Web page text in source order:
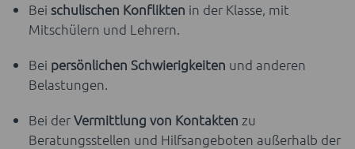
Bei schulischen Konflikten in der Klasse, mit
Mitschülern und Lehrern.
Bei persönlichen Schwierigkeiten und anderen
Belastungen.
Bei derVermittlung von Kontakten zu
Beratungsstellen und Hilfsangeboten außerhalb der